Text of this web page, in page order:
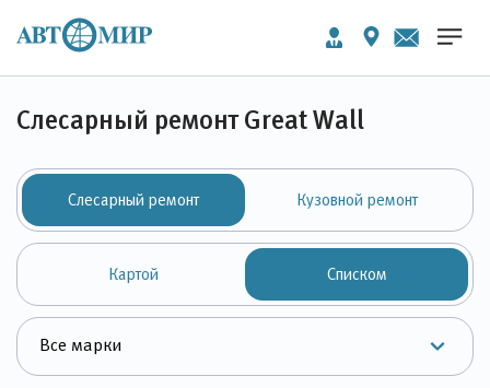
Слесарный ремонт Great Wall
Слесарный ремонт Кузовной ремонт
Картой Списком